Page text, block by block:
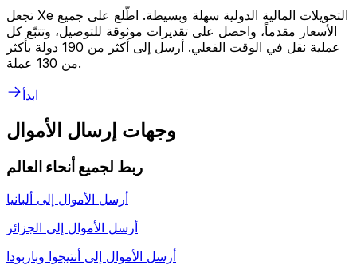
تجعل Xe التحويلات المالية الدولية سهلة وبسيطة. اطّلع على جميع
الأسعار مقدماً، واحصل على تقديرات موثوقة للتوصيل، وتتبّع كل
عملية نقل في الوقت الفعلي. أرسل إلى أكثر من 190 دولة بأكثر
من 130 عملة.
ابدأ
وجهات إرسال الأموال
ربط لجميع أنحاء العالم
أرسل الأموال إلى ألبانيا
أرسل الأموال إلى الجزائر
أرسل الأموال إلى أنتيجوا وباربودا